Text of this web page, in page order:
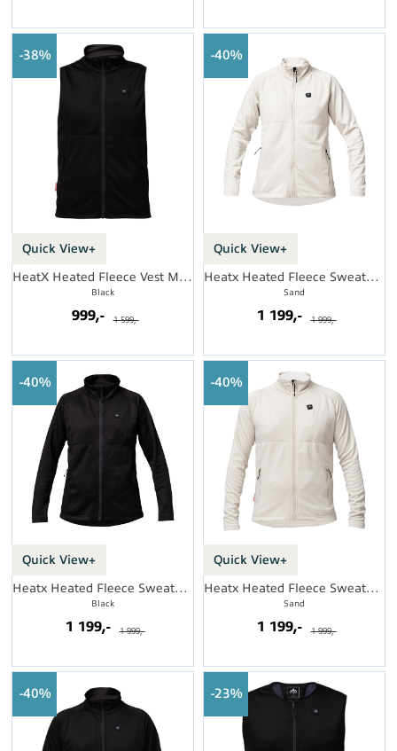
Quick View+
38%
HeatX Heated Fleece Vest Mens
Black
999,- 1 599,-
Quick View+
40%
Heatx Heated Fleece Sweater Womens
Sand
1 199,- 1 999,-
Quick View+
40%
Heatx Heated Fleece Sweater Womens
Black
1 199,- 1 999,-
Quick View+
40%
Heatx Heated Fleece Sweater Mens
Sand
1 199,- 1 999,-
40% 23%